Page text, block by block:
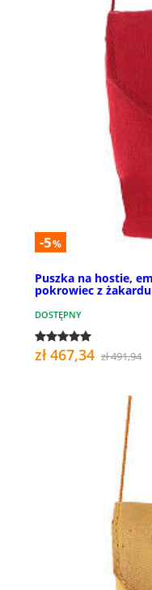
-5%
Puszka na hostie,
pokrowiec z żakardu
DOSTĘPNY
zł 467,34 zł 491,94